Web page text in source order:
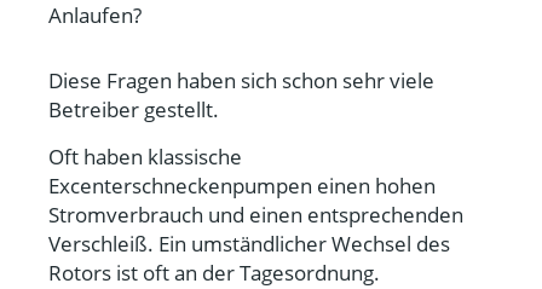
Anlaufen?
Diese Fragen haben sich schon sehr viele
Betreiber gestellt.
Oft haben klassische
Excenterschneckenpumpen einen hohen
Stromverbrauch und einen entsprechenden
Verschleiß. Ein umständlicher Wechsel des
Rotors ist oft an der Tagesordnung.